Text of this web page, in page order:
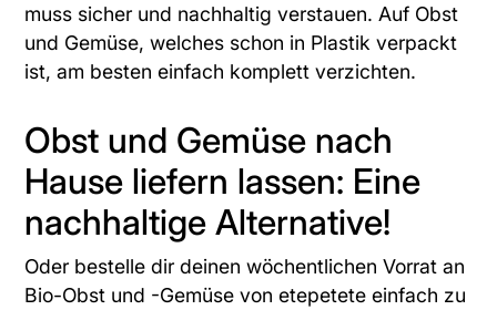
muss sicher und nachhaltig verstauen. Auf Obst
und Gemüse, welches schon in Plastik verpackt
ist, am besten einfach komplett verzichten.
Obst und Gemüse nach
Hause liefern lassen: Eine
nachhaltige Alternative!
Oder bestelle dir deinen wöchentlichen Vorrat an
Bio-Obst und -Gemüse vonetepetete einfach zu